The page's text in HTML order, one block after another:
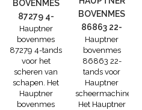
BOVENMES
87279 4-
TANDS
Hauptner
bovenmes
87279 4-tands
voor het
scheren van
schapen. Het
Hauptner
bovenmes
BOVENMES
86863 22-
TANDS
Hauptner
bovenmes
86863 22-
tands voor
Hauptner
scheermachines.
Het Hauptner